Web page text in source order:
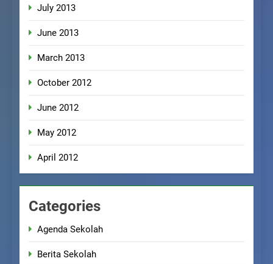
July 2013
June 2013
March 2013
October 2012
June 2012
May 2012
April 2012
Categories
Agenda Sekolah
Berita Sekolah